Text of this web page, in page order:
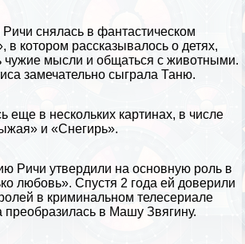
снялась в фантастическом
котором рассказывалось о детях,
чужие мысли и общаться с животными.
замечательно сыграла Таню.
еще в нескольких картинах, в числе
и «Снегирь».
Ричи утвердили на основную роль в
любовь». Спустя 2 года ей доверили
в криминальном телесериале
преобразилась в Машу Звягину.